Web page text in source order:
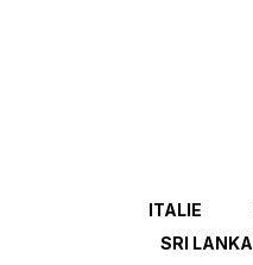
ITALIE
SRI LANKA